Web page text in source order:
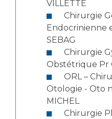
VILLETTE
Chirurgie
Endocrinienne
SEBAG
Chirurgie
Obstétrique Pr
ORL –
Otologie - Oto
MICHEL
Chirurgie